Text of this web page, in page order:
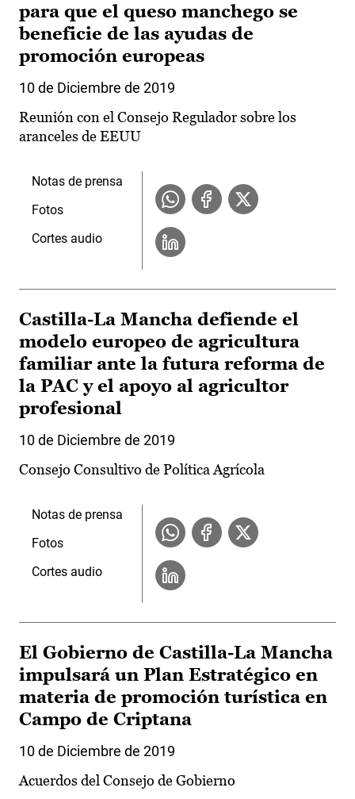
para que el queso manchego se
beneficie de las ayudas de
promoción europeas
10 de Diciembre de 2019
Reunión con el Consejo Regulador sobre los
aranceles de EEUU
Notas de prensa
Fotos
Cortes audio
Castilla-La Mancha defiende el
modelo europeo de agricultura
familiar ante la futura reforma de
la PAC y el apoyo al agricultor
profesional
10 de Diciembre de 2019
Consejo Consultivo de Política Agrícola
Notas de prensa
Fotos
Cortes audio
El Gobierno de Castilla-La Mancha
impulsará un Plan Estratégico en
materia de promoción turística en
Campo de Criptana
10 de Diciembre de 2019
Acuerdos del Consejo de Gobierno